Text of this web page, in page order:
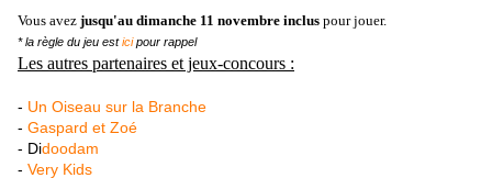
Vous avez jusqu'au dimanche 11 novembre inclus pour jouer.
* la règle du jeu esticipour rappel
Les autres partenaires et jeux-concours :
- Un Oiseau sur la Branche
- Gaspard et Zoé
- Didoodam
- Very Kids